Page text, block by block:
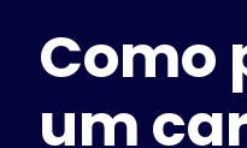
Para
Para
Para
Como
um